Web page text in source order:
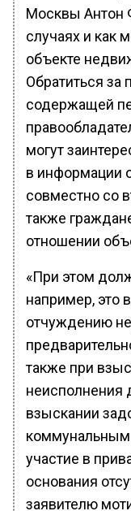
Москвы Антон
случаях и как
объекте
Обратиться
содержащей
могут
в информации
совместно со
также
отношении
«При этом
например, это
отчуждению
также при
неисполнения
взыскании
коммунальным
участие в
основания
заявителю